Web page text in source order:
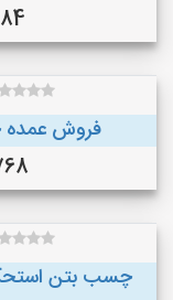
فروش
چسب بتن